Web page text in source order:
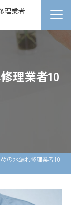
理業者
理業者10
の水漏れ修理業者10